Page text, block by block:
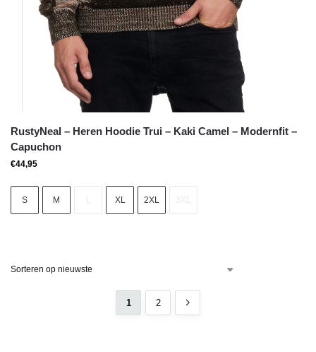
RustyNeal – Heren Hoodie Trui – Kaki Camel – Modernfit –
Capuchon
€44,95
S M XL 2XL
1 2